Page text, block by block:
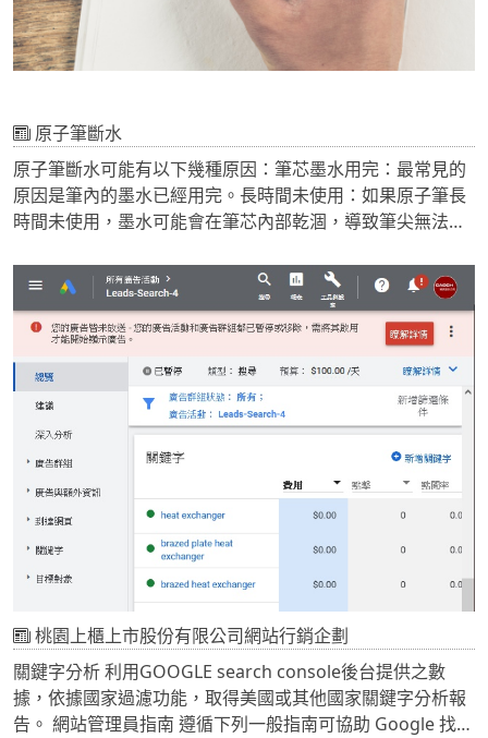
原子筆斷水
原子筆斷水可能有以下幾種原因：筆芯墨水用完：最常見的
原因是筆內的墨水已經用完。長時間未使用：如果原子筆長
時間未使用，墨水可能會在筆芯內部乾涸，導致筆尖無法流
筆無法寫字。墨水粘度過高：如果墨水粘度過高，可能會影
響墨水的流動，使得筆尖無法正常寫字。筆尖受損：如果筆
尖被碰撞或壓力損壞，可能會影響墨水的流動。溫度過低：
墨水在低溫環境下可能會變得較為濃稠，導致筆斷水。以上
就是原子筆可能斷水的一些常見原因。
桃園上櫃上市股份有限公司網站行銷企劃
關鍵字分析 利用GOOGLE search console後台提供之數
據，依據國家過濾功能，取得美國或其他國家關鍵字分析報
告。 網站管理員指南 遵循下列一般指南可協助 Google 找到